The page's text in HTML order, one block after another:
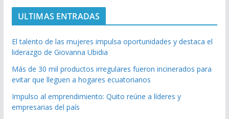
ULTIMAS ENTRADAS
El talento de las mujeres impulsa oportunidades y destaca el
liderazgo de Giovanna Ubidia
Más de 30 mil productos irregulares fueron incinerados para
evitar que lleguen a hogares ecuatorianos
Impulso al emprendimiento: Quito reúne a líderes y
empresarias del país